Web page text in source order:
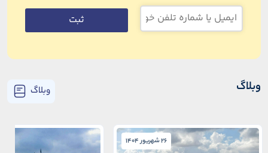
ثبت
وبلاگ وبلاگ
26 شهریور 1404